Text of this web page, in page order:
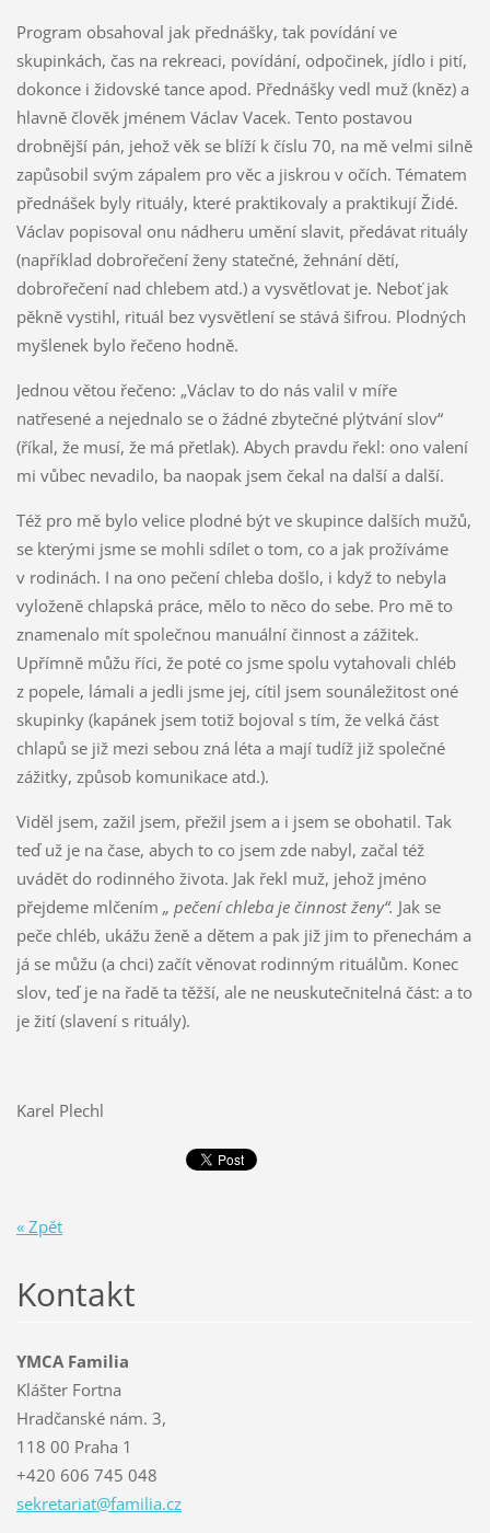
Program obsahoval jak přednášky, tak povídání ve
skupinkách, čas na rekreaci, povídání, odpočinek, jídlo i pití,
dokonce i židovské tance apod. Přednášky vedl muž (kněz) a
hlavně člověk jménem Václav Vacek. Tento postavou
drobnější pán, jehož věk se blíží k číslu 70, na mě velmi silně
zapůsobil svým zápalem pro věc a jiskrou v očích. Tématem
přednášek byly rituály, které praktikovaly a praktikují Židé.
Václav popisoval onu nádheru umění slavit, předávat rituály
(například dobrořečení ženy statečné, žehnání dětí,
dobrořečení nad chlebem atd.) a vysvětlovat je. Neboť jak
pěkně vystihl, rituál bez vysvětlení se stává šifrou. Plodných
myšlenek bylo řečeno hodně.
Jednou větou řečeno: „Václav to do nás valil v míře
natřesené a nejednalo se o žádné zbytečné plýtvání slov“
(říkal, že musí, že má přetlak). Abych pravdu řekl: ono valení
mi vůbec nevadilo, ba naopak jsem čekal na další a další.
Též pro mě bylo velice plodné být ve skupince dalších mužů,
se kterými jsme se mohli sdílet o tom, co a jak prožíváme
v rodinách. I na ono pečení chleba došlo, i když to nebyla
vyloženě chlapská práce, mělo to něco do sebe. Pro mě to
znamenalo mít společnou manuální činnost a zážitek.
Upřímně můžu říci, že poté co jsme spolu vytahovali chléb
z popele, lámali a jedli jsme jej, cítil jsem sounáležitost oné
skupinky (kapánek jsem totiž bojoval s tím, že velká část
chlapů se již mezi sebou zná léta a mají tudíž již společné
zážitky, způsob komunikace atd.).
Viděl jsem, zažil jsem, přežil jsem a i jsem se obohatil. Tak
teď už je na čase, abych to co jsem zde nabyl, začal též
uvádět do rodinného života. Jak řekl muž, jehož jméno
přejdeme mlčením „ pečení chleba je činnost ženy“. Jak se
peče chléb, ukážu ženě a dětem a pak již jim to přenechám a
já se můžu (a chci) začít věnovat rodinným rituálům. Konec
slov, teď je na řadě ta těžší, ale ne neuskutečnitelná část: a to
je žití (slavení s rituály).
Karel Plechl
« Zpět
Kontakt
YMCA Familia
Klášter Fortna
Hradčanské nám. 3,
118 00 Praha 1
+420 606 745 048
sekretariat@familia.cz